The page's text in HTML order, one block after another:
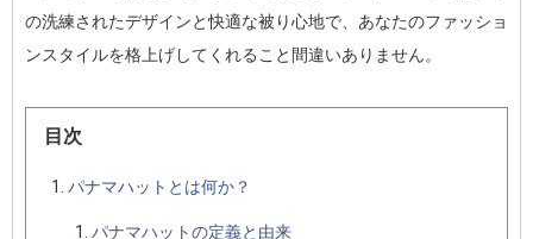
の洗練されたデザインと快適な被り心地で、あなたのファッショ
ンスタイルを格上げしてくれること間違いありません。
目次
パナマハットとは何か？
パナマハットの定義と由来